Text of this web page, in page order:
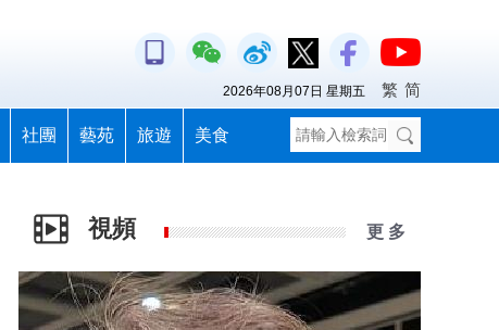
社團 藝苑 旅遊 美食
2026年08月07日 星期五 繁 简
視頻 更 多